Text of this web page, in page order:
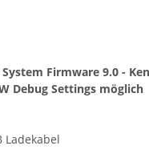
Firmware 9.0 -
Debug Settings möglich
Ladekabel